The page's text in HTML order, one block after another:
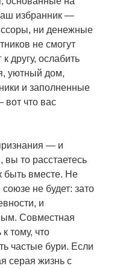
избранник —
ни денежные
не смогут
другу, ослабить
уютный дом,
и заполненные
что вас
— и
то расстаетесь
быть вместе. Не
не будет: зато
и
Совместная
тому, что
частые бури. Если
серая жизнь с